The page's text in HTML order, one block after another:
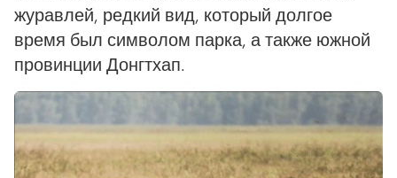
журавлей, редкий вид, который долгое
время был символом парка, а также южной
провинции Донгтхап.